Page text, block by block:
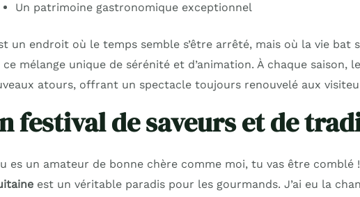
Un patrimoine gastronomique exceptionnel
un endroit où le temps semble s’être arrêté, mais où la vie bat
ce mélange unique de sérénité et d’animation. À chaque saison,
atours, offrant un spectacle toujours renouvelé aux
festival de saveurs et de
es un amateur de bonne chère comme moi, tu vas être comblé
est un véritable paradis pour les gourmands. J’ai eu la